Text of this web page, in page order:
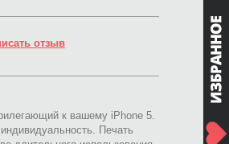
отзыв
к вашему iPhone 5.
Печать